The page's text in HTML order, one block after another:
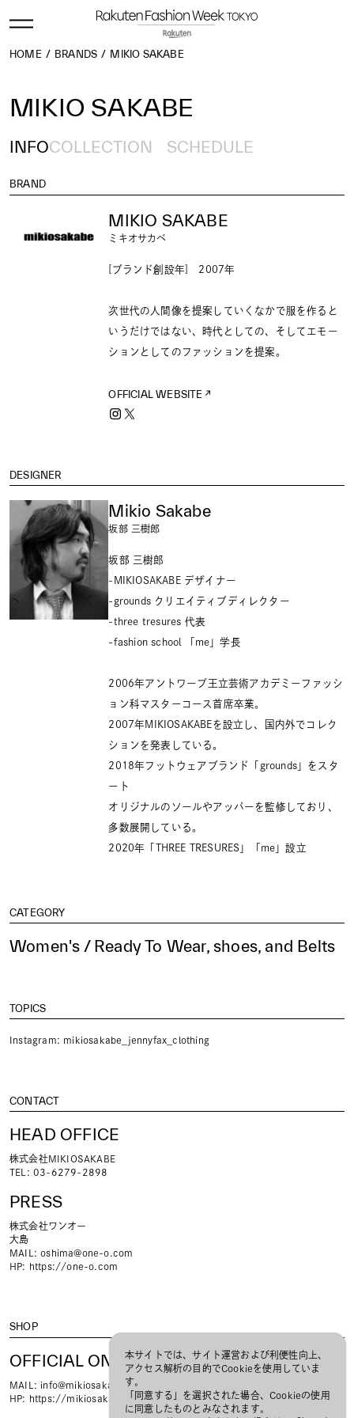
HOME BRANDS MIKIO SAKABE
MIKIO SAKABE
INFOCOLLECTION SCHEDULE
BRAND
MIKIO SAKABE
ミキオサカベ
[ブランド創設年] 2007年
次世代の人間像を提案していくなかで服を作ると
いうだけではない、時代としての、そしてエモー
ションとしてのファッションを提案。
OFFICIAL WEBSITE
DESIGNER
Mikio Sakabe
坂部 三樹郎
坂部 三樹郎
-MIKIOSAKABE デザイナー
-grounds クリエイティブディレクター
-three tresures 代表
-fashion school 「me」学長
2006年アントワープ王立芸術アカデミーファッシ
ョン科マスターコース首席卒業。
2007年MIKIOSAKABEを設立し、国内外でコレク
ションを発表している。
2018年フットウェアブランド「grounds」をスタ
ート
オリジナルのソールやアッパーを監修しており、
多数展開している。
2020年「THREE TRESURES」「me」設立
CATEGORY
Women's / Ready To Wear, shoes, and Belts
TOPICS
Instagram: mikiosakabe_jennyfax_clothing
CONTACT
HEAD OFFICE
株式会社MIKIOSAKABE
TEL: 03-6279-2898
PRESS
株式会社ワンオー
大島
MAIL:oshima@one-o.com
HP: https://one-o.com
SHOP
OFFICIAL ONLINE STORE
MAIL: info@mikiosakabejennyfax.store
HP: https://mikiosakabejennyfax.store
本サイトでは、サイト運営および利便性向上、
アクセス解析の目的でCookieを使用していま
す。
「同意する」を選択された場合、Cookieの使用
に同意したものとみなされます。